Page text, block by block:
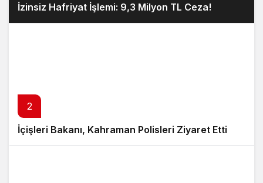
İzinsiz Hafriyat İşlemi: 9,3 Milyon TL Ceza!
2
İçişleri Bakanı, Kahraman Polisleri Ziyaret Etti